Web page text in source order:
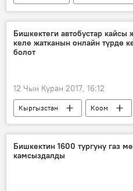
Жаңылыктар
"Жал" кичи
Бишкектеги автобустар кайсы
келе жатканын онлайн түрдө
болот
12 Чын Куран 2017, 16:12
Кыргызстан Коом
Геннадий Милицкий
Бишкектин 1600 тургуну газ
камсыздалды